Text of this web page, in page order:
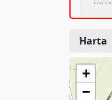
Harta
+
−